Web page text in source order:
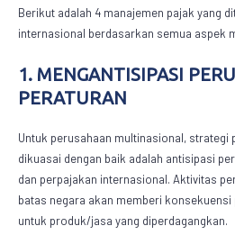
Berikut adalah 4 manajemen pajakyang
internasional berdasarkan semua aspek
1. MENGANTISIPASI
PERATURAN
Untuk perusahaan multinasional, strategi
dikuasai dengan baik adalah antisipasi
dan perpajakan internasional. Aktivitas
batas negara akan memberi konsekuensi
untuk produk/jasa yang diperdagangkan.